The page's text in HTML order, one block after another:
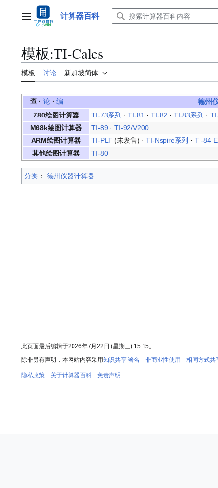
主菜单 计算器百科
模板:TI-Calcs
模板 讨论 新加坡简体
查 · 论 · 编 德州
Z80绘图计算器 TI-73系列 · TI-81 · TI-82 · TI-83系列 ·
M68k绘图计算器
TI-89 · TI-92/V200
ARM绘图计算器
TI-PLT(未发售) · TI-Nspire系列 · TI-84
其他绘图计算器
TI-80
分类 ：​ 德州仪器计算器
此页面最后编辑于2026年7月22日 (星期三) 15:15。
除非另有声明，本网站内容采用知识共享 署名—非商业性使用—相同方式共
隐私政策 关于计算器百科 免责声明